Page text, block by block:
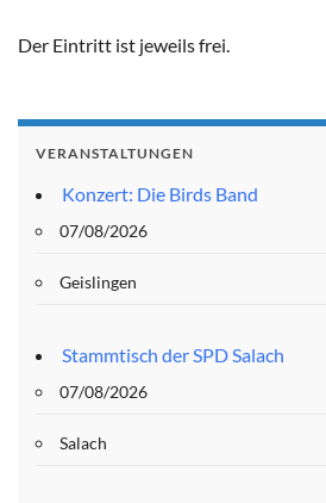
Der Eintritt ist jeweils frei.
VERANSTALTUNGEN
Konzert: Die Birds Band
07/08/2026
Geislingen
Stammtisch der SPD Salach
07/08/2026
Salach